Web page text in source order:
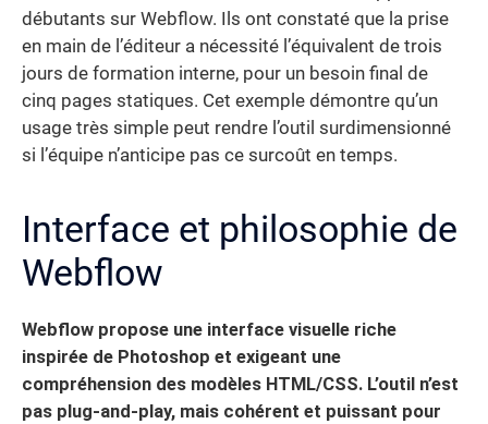
débutants sur Webflow. Ils ont constaté que la prise
en main de l’éditeur a nécessité l’équivalent de trois
jours de formation interne, pour un besoin final de
cinq pages statiques. Cet exemple démontre qu’un
usage très simple peut rendre l’outil surdimensionné
si l’équipe n’anticipe pas ce surcoût en temps.
Interface et philosophie de
Webflow
Webflow propose une interface visuelle riche
inspirée de Photoshop et exigeant une
compréhension des modèles HTML/CSS. L’outil n’est
pas plug-and-play, mais cohérent et puissant pour